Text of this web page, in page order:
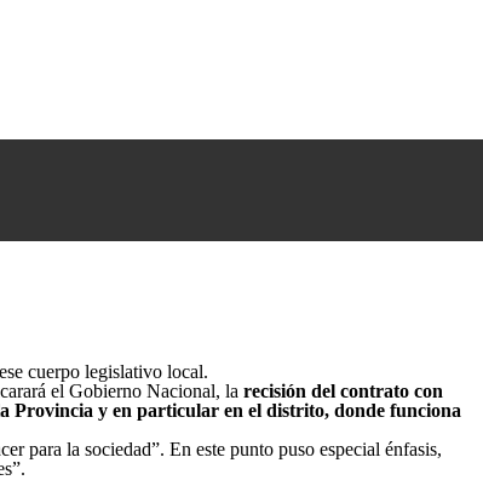
cuerpo legislativo local.
el Gobierno Nacional, la recisión del contrato con
Provincia y en particular en el distrito, donde funciona
para la sociedad”. En este punto puso especial énfasis,